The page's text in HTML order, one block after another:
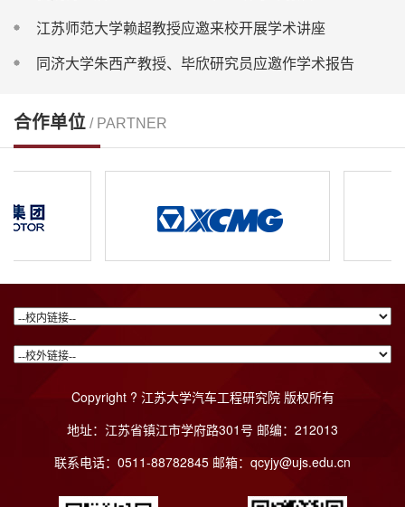
江苏师范大学赖超教授应邀来校开展学术讲座
同济大学朱西产教授、毕欣研究员应邀作学术报告
合作单位 / PARTNER
Copyright ? 江苏大学汽车工程研究院 版权所有
地址：江苏省镇江市学府路301号 邮编：212013
联系电话：0511-88782845 邮箱：qcyjy@ujs.edu.cn